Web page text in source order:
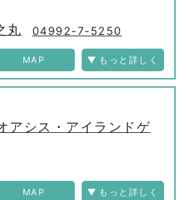
丸 04992-7-5250
MAP
アシス・アイランドゲ
MAP